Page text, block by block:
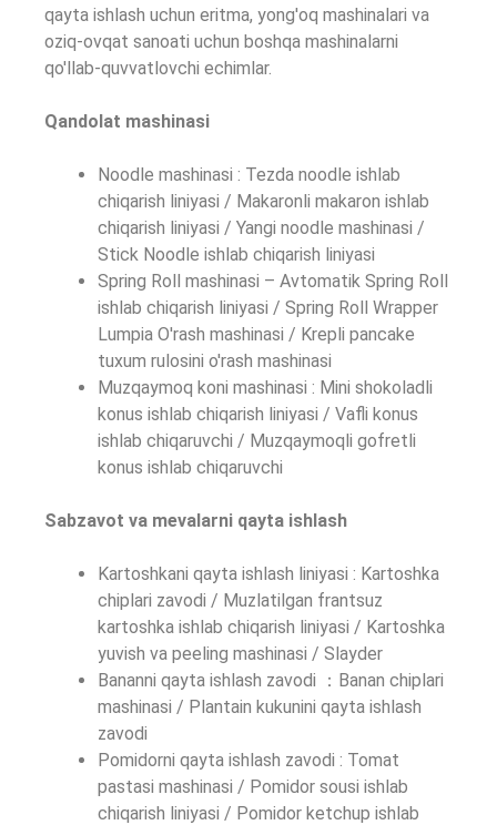
qayta ishlash uchun eritma, yong'oq mashinalari va
oziq-ovqat sanoati uchun boshqa mashinalarni
qo'llab-quvvatlovchi echimlar.
Qandolat mashinasi
Noodle mashinasi : Tezda noodle ishlab
chiqarish liniyasi / Makaronli makaron ishlab
chiqarish liniyasi / Yangi noodle mashinasi /
Stick Noodle ishlab chiqarish liniyasi
Spring Roll mashinasi – Avtomatik Spring Roll
ishlab chiqarish liniyasi / Spring Roll Wrapper
Lumpia O'rash mashinasi / Krepli pancake
tuxum rulosini o'rash mashinasi
Muzqaymoq koni mashinasi : Mini shokoladli
konus ishlab chiqarish liniyasi / Vafli konus
ishlab chiqaruvchi / Muzqaymoqli gofretli
konus ishlab chiqaruvchi
Sabzavot va mevalarni qayta ishlash
Kartoshkani qayta ishlash liniyasi : Kartoshka
chiplari zavodi / Muzlatilgan frantsuz
kartoshka ishlab chiqarish liniyasi / Kartoshka
yuvish va peeling mashinasi / Slayder
Bananni qayta ishlash zavodi ：Banan chiplari
mashinasi / Plantain kukunini qayta ishlash
zavodi
Pomidorni qayta ishlash zavodi : Tomat
pastasi mashinasi / Pomidor sousi ishlab
chiqarish liniyasi / Pomidor ketchup ishlab